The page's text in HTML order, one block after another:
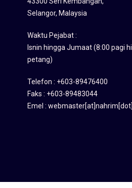
Selangor, Malaysia
Waktu Pejabat :
Isnin hingga Jumaat (8:00 pagi
petang)
Telefon : +603-89476400
Faks : +603-89483044
Emel :